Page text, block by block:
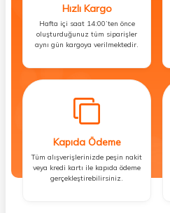
Hızlı Kargo
Hafta içi saat 14:00’ten önce
oluşturduğunuz tüm siparişler
aynı gün kargoya verilmektedir.
Kapıda Ödeme
Tüm alışverişlerinizde peşin nakit
veya kredi kartı ile kapıda ödeme
gerçekleştirebilirsiniz.